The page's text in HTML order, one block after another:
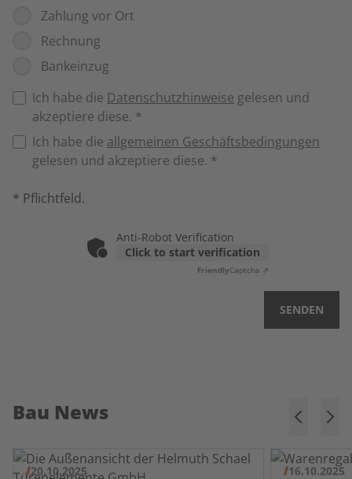
Zahlung vor Ort
Rechnung
Bankeinzug
Ich habe die Datenschutzhinweise gelesen und
akzeptiere diese. *
Ich habe die allgemeinen Geschäftsbedingungen
gelesen und akzeptiere diese. *
* Pflichtfeld.
Anti-Robot Verification
Click to start verification
FriendlyCaptcha ⇗
SENDEN
Bau News
20.10.2025
16.10.2025